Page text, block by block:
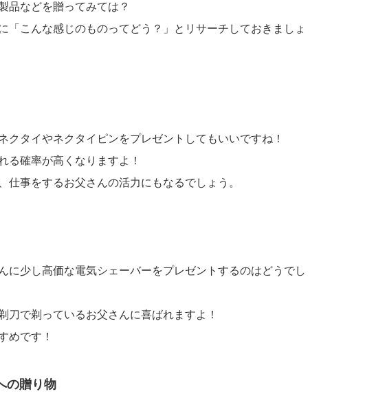
品などを贈ってみては？
「こんな感じのものってどう？」とリサーチしておきましょ
クタイやネクタイピンをプレゼントしてもいいですね！
る確率が高くなりますよ！
仕事をするお父さんの活力にもなるでしょう。
に少し高価な電気シェーバーをプレゼントするのはどうでし
刀で剃っているお父さんに喜ばれますよ！
めです！
の贈り物